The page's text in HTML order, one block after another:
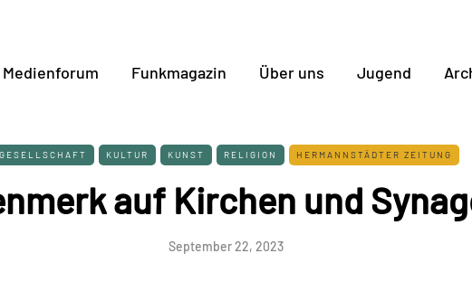
Medienforum Funkmagazin Über uns Jugend
GESELLSCHAFT KULTUR KUNST RELIGION HERMANNSTÄDTER ZEITUNG
auf Kirchen und
September 22, 2023